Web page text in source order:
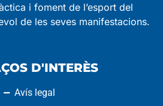
i foment de l’esport del
de les seves manifestacions.
D'INTERÈS
Avís legal